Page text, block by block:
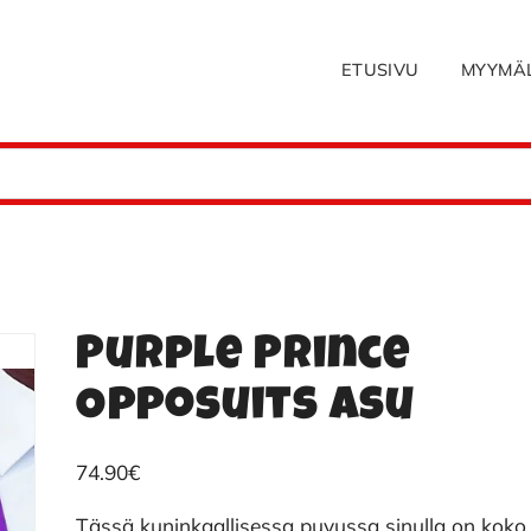
ETUSIVU
Purple Prince
Opposuits asu
74.90€
Tässä kuninkaallisessa puvussa sinulla on koko